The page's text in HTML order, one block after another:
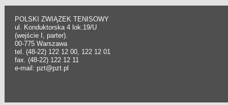
POLSKI ZWIĄZEK TENISOWY
ul. Konduktorska 4 lok.19/U
(wejście I, parter).
00-775 Warszawa
tel. (48-22) 122 12 00, 122 12 01
fax. (48-22) 122 12 11
e-mail: pzt@pzt.pl